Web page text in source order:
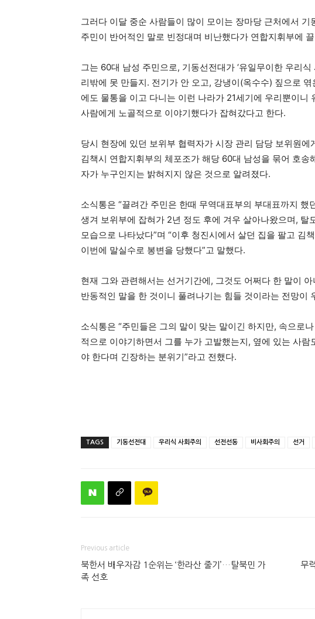
그러다 이달 중순 사람들이 많이 모이는 장마당 근처에서
주민이 반어적인 말로 빈정대며 비난했다가 연합지휘부에
그는 60대 남성 주민으로, 기동선전대가 ‘유일무이한 우리
리밖에 못 만들지. 전기가 안 오고, 강냉이(옥수수) 짚으로
에도 물통을 이고 다니는 이런 나라가 21세기에 우리뿐이니
사람에게 노골적으로 이야기했다가 잡혀갔다고 한다.
당시 현장에 있던 보위부 협력자가 시장 관리 담당 보위원
김책시 연합지휘부의 체포조가 해당 60대 남성을 묶어 호송
자가 누구인지는 밝혀지지 않은 것으로 알려졌다.
소식통은 “끌려간 주민은 한때 무역대표부의 부대표까지
생겨 보위부에 잡혀가 2년 정도 후에 겨우 살아나왔으며, 탈
모습으로 나타났다”며 “이후 청진시에서 살던 집을 팔고 김
이번에 말실수로 봉변을 당했다”고 말했다.
현재 그와 관련해서는 선거기간에, 그것도 어쩌다 한 말이
반동적인 말을 한 것이니 풀려나기는 힘들 것이라는 전망이
소식통은 “주민들은 그의 말이 맞는 말이긴 하지만, 속으로
적으로 이야기하면서 그를 누가 고발했는지, 옆에 있는 사
야 한다며 긴장하는 분위기”라고 전했다.
TAGS 기동선전대 우리식 사회주의 선전선동 비사회주의 선거
Previous article
북한서 배우자감 1순위는 ‘한라산 줄기’…탈북민 가
족 선호
무